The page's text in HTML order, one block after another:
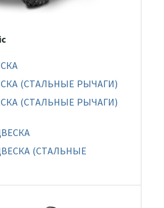
(СТАЛЬНЫЕ РЫЧАГИ)
(СТАЛЬНЫЕ РЫЧАГИ)
(СТАЛЬНЫЕ